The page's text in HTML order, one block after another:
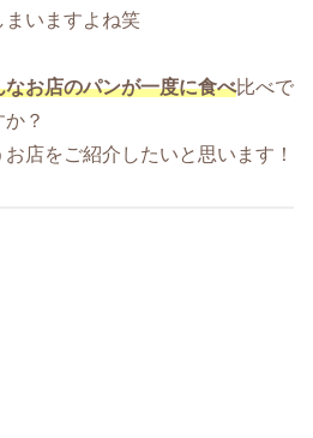
まいますよね笑
なお店のパンが一度に食べ比べで
？
店をご紹介したいと思います！